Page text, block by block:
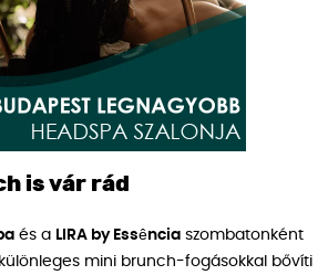
is vár rád
és a LIRA by Essência szombatonként
mini brunch-fogásokkal bővíti